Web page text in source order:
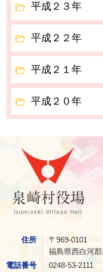
平成２３年
平成２２年
平成２１年
平成２０年
住所
〒969-0101
福島県西白河
電話番号
0248-53-2111